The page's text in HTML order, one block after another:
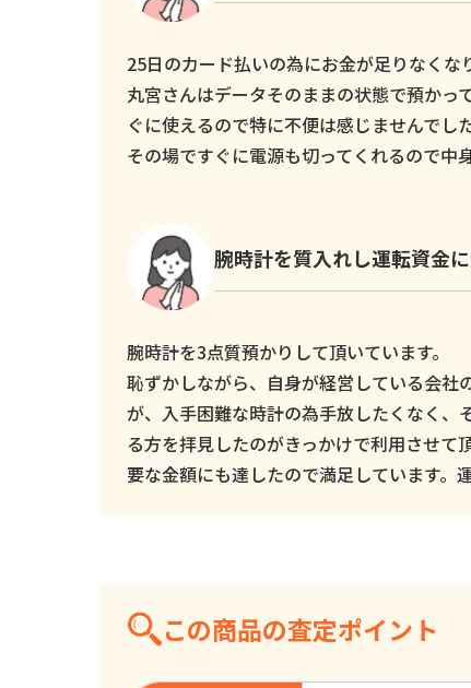
25日のカード払いの為にお金が足りなく
丸宮さんはデータそのままの状態で預か
ぐに使えるので特に不便は感じませんでした
その場ですぐに電源も切ってくれるので中
腕時計を質入れし運転資金
腕時計を3点質預かりして頂いています。
恥ずかしながら、自身が経営している会
が、入手困難な時計の為手放したくなく
る方を拝見したのがきっかけで利用させ
要な金額にも達したので満足しています。
この商品の査定ポイント